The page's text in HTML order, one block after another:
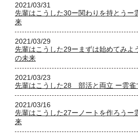
2021/03/31
先輩はこうした30ー関わりを持とうー
来
2021/03/29
先輩はこうした29ーまずは始めてみよ
の未来
2021/03/23
先輩はこうした28 部活と両立 ー雲雀
2021/03/16
先輩はこうした27ーノートを作ろうー
来